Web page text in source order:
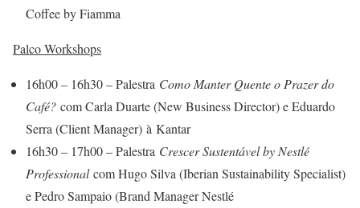
Coffee by Fiamma
Palco Workshops
16h00 – 16h30 – Palestra Como Manter Quente o Prazer do
Café? com Carla Duarte (New Business Director) e Eduardo
Serra (Client Manager) à Kantar
16h30 – 17h00 – Palestra Crescer Sustentável by Nestlé
Professionalcom Hugo Silva (Iberian Sustainability Specialist)
e Pedro Sampaio (Brand Manager Nestlé